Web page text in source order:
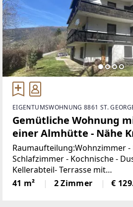
EIGENTUMSWOHNUNG 8861 ST.
Gemütliche Wohnung
einer Almhütte - Nähe
Raumaufteilung:Wohnzimmer -
Schlafzimmer - Kochnische -
Kellerabteil- Terrasse mit
Wirtschaftsraum mit
41 m² 2 Zimmer €